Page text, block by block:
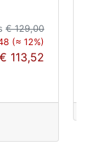
€ 129,00
(≈ 12%)
€ 113,52